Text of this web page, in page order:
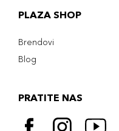
PLAZA SHOP
Brendovi
Blog
PRATITE NAS